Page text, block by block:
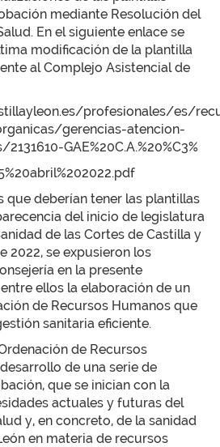
mediante Resolución del
En el siguiente enlace se
modificación de la plantilla
al Complejo Asistencial de
profesionales/es/
gerencias-atencion-
GAE%20C.A.%20%C3%
que deberían tener las plantillas
del inicio de legislatura
de las Cortes de Castilla y
2022, se expusieron los
en la presente
ellos la elaboración de un
de Recursos Humanos que
sanitaria eficiente.
de Recursos
de una serie de
que se inician con la
actuales y futuras del
y, en concreto, de la sanidad
en materia de recursos